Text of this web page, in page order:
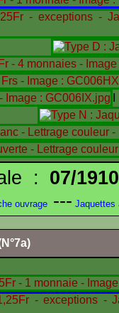
: 07/1910
ouvrage --- Jaquettes